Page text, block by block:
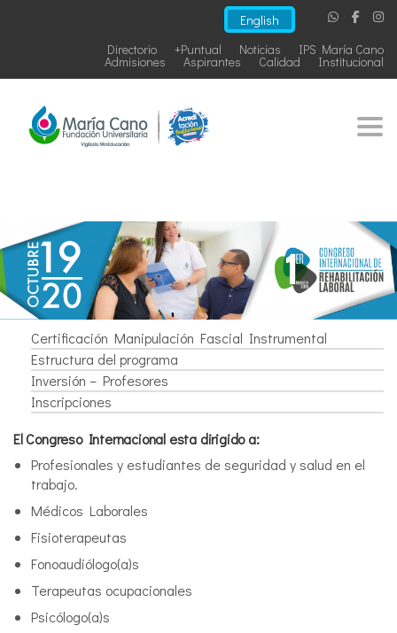
English
IPS María Cano
Noticias
+Puntual
Directorio
Institucional
Calidad
Aspirantes
Admisiones
Certificación Manipulación Fascial Instrumental
Estructura del programa
Inversión – Profesores
Inscripciones
El Congreso Internacional esta dirigido a:
Profesionales y estudiantes de seguridad y salud en el
trabajo.
Médicos Laborales
Fisioterapeutas
Fonoaudiólogo(a)s
Terapeutas ocupacionales
Psicólogo(a)s